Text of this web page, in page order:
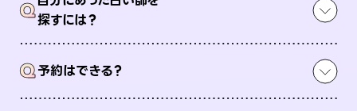
Q探すには？
Q予約はできる？